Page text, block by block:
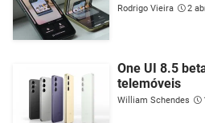
Rodrigo Vieira 2
One UI 8.5
telemóveis
William Schendes